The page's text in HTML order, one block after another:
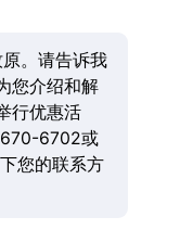
。请告诉我
您介绍和解
行优惠活
6702或
您的联系方